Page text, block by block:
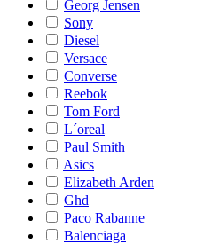
Georg Jensen
Sony
Diesel
Versace
Converse
Reebok
Tom Ford
L´oreal
Paul Smith
Asics
Elizabeth Arden
Ghd
Paco Rabanne
Balenciaga